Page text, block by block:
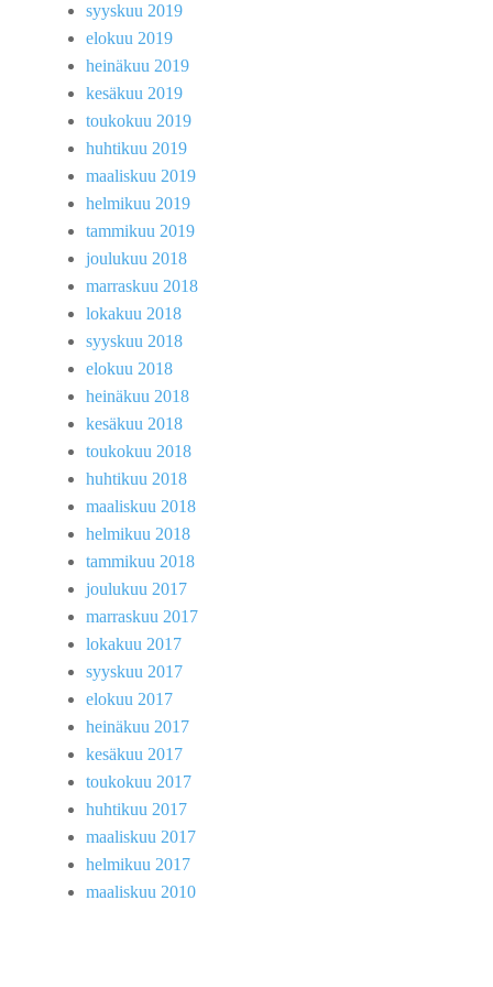
syyskuu 2019
elokuu 2019
heinäkuu 2019
kesäkuu 2019
toukokuu 2019
huhtikuu 2019
maaliskuu 2019
helmikuu 2019
tammikuu 2019
joulukuu 2018
marraskuu 2018
lokakuu 2018
syyskuu 2018
elokuu 2018
heinäkuu 2018
kesäkuu 2018
toukokuu 2018
huhtikuu 2018
maaliskuu 2018
helmikuu 2018
tammikuu 2018
joulukuu 2017
marraskuu 2017
lokakuu 2017
syyskuu 2017
elokuu 2017
heinäkuu 2017
kesäkuu 2017
toukokuu 2017
huhtikuu 2017
maaliskuu 2017
helmikuu 2017
maaliskuu 2010